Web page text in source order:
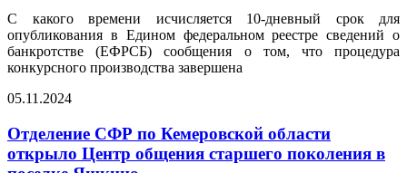
С какого времени исчисляется 10-дневный срок для
опубликования в Едином федеральном реестре сведений о
банкротстве (ЕФРСБ) сообщения о том, что процедура
конкурсного производства завершена
05.11.2024
Отделение СФР по Кемеровской области
открыло Центр общения старшего поколения в